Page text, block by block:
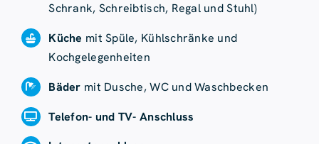
Schrank, Schreibtisch, Regal und Stuhl)
Küche mit Spüle, Kühlschränke und
Kochgelegenheiten
Bäder mit Dusche, WC und Waschbecken
Telefon- und TV- Anschluss